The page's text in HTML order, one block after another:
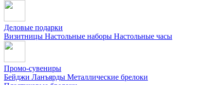
Деловые подарки
Визитницы Настольные наборы Настольные часы
Промо-сувениры
Бейджи Ланъярды Металлические брелоки